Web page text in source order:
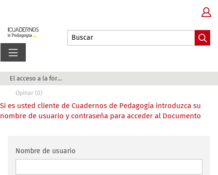
El acceso a la formación inicial del profesorad...
Opinar (0)
Si es usted cliente de Cuadernos de Pedagogía introduzca su
nombre de usuario y contraseña para acceder al Documento
Nombre de usuario